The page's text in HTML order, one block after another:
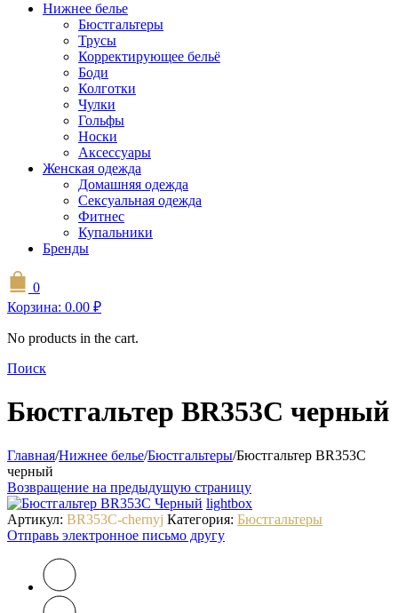
Нижнее белье
Бюстгальтеры
Трусы
Корректирующее бельё
Боди
Колготки
Чулки
Гольфы
Носки
Аксессуары
Женская одежда
Домашняя одежда
Сексуальная одежда
Фитнес
Купальники
Бренды
0
Корзина: 0.00 ₽
No products in the cart.
Поиск
Бюстгальтер BR353C черный
Главная/Нижнее белье/Бюстгальтеры/Бюстгальтер BR353C
черный
Возвращение на предыдущую страницу
lightbox
Артикул: BR353C-chernyj Категория: Бюстгальтеры
Отправь электронное письмо другу